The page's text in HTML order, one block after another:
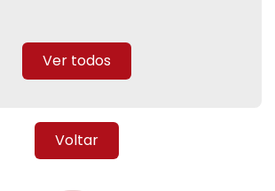
Ver todos
Voltar